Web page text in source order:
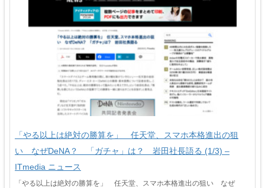
「やる以上は絶対の勝算を」 任天堂、スマホ本格進出の狙
い なぜDeNA？ 「ガチャ」は？ 岩田社長語る (1/3) –
ITmedia ニュース
「やる以上は絶対の勝算を」 任天堂、スマホ本格進出の狙い なぜ